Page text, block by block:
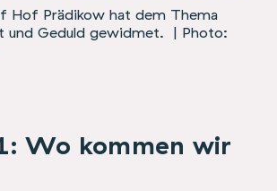
Hof Prädikow hat dem Thema
und Geduld gewidmet. | Photo:
Wo kommen wir